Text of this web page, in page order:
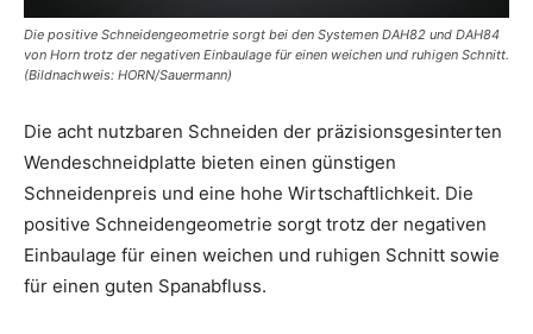
Die positive Schneidengeometrie sorgt bei den Systemen DAH82 und DAH84
von Horn trotz der negativen Einbaulage für einen weichen und ruhigen Schnitt.
(Bildnachweis: HORN/Sauermann)
Die acht nutzbaren Schneiden der präzisionsgesinterten
Wendeschneidplatte bieten einen günstigen
Schneidenpreis und eine hohe Wirtschaftlichkeit. Die
positive Schneidengeometrie sorgt trotz der negativen
Einbaulage für einen weichen und ruhigen Schnitt sowie
für einen guten Spanabfluss.